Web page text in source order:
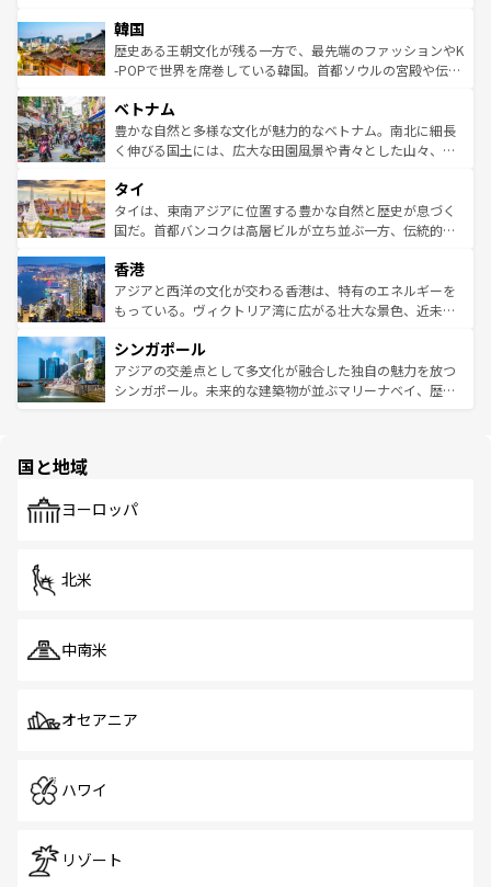
ワイを、存分に味わってほしい。 なお、新着のハワイ情報
はコンテンツ一覧を参照してほしい。
いる。アクティビティも充実しており、サーフィンやダイ
ビング、ハイキングなど、アウトドア好きにはたまらな
い。オーストラリアの多彩な魅力を存分に味わいつくそ
参照してほしい。
ン）、静ひつな山岳地帯である台湾東部など、都市の喧騒
と山間の静けさが共存しており、訪れる人に新しい発見と
驚きをもたらしてくれる。また、奥深い台湾の食文化も魅
容にもいいと評判のスイーツなど、バラエティ豊かな料理
が味わえる。 なお、新着の台湾情報は コンテンツ一覧を参
照してほしい。
韓国
歴史ある王朝文化が残る一方で、最先端のファッションやK
-POPで世界を席巻している韓国。首都ソウルの宮殿や伝統
き、地方に足を延ばせば四季折々の自然美を楽しむことが
できる。そして、キムチや焼肉、絶品のストリートフード
まで、さまざまな韓国料理が待っている。夜には、韓国な
リティに包まれながら、韓国の多彩な魅力を心ゆくまで味
わってみてほしい。 なお、新着の韓国情報はコンテンツ一
覧を参照してほしい。
ベトナム
豊かな自然と多様な文化が魅力的なベトナム。南北に細長
く伸びる国土には、広大な田園風景や青々とした山々、世
急速な発展と共に伝統が息づく。ハノイの古い町並みやホ
ーチミン市のフランス統治時代の建物も、独特の雰囲気を
醸し出している。また、バラエティの豊かさとおいしさで
とつ。フォーやバインミー、ベトナムコーヒーなどは、ぜ
ひ現地で味わいたい。どの地域を訪れてもあたたかい人々
が旅行者を迎えてくれるので、きっと忘れられない旅にな
参照してほしい。
タイ
タイは、東南アジアに位置する豊かな自然と歴史が息づく
国だ。首都バンコクは高層ビルが立ち並ぶ一方、伝統的な
の活気が交差している。北部ではチェンマイなどの山岳地
帯で自然と触れ合い、南部ではプーケットやクラビの美し
いビーチでリゾート気分を楽しむことができる。タイ料理
激する。気候は一年中温暖で、どの季節にも異なる楽しみ
が待っている。親しみやすいタイの人々、仏教を中心とし
た文化、そして多様な観光資源が、訪れる旅人を魅了し続
香港
アジアと西洋の文化が交わる香港は、特有のエネルギーを
もっている。ヴィクトリア湾に広がる壮大な景色、近未来
み、どこを訪れても感動するはず。観光スポットが密集し
ており、効率よく見どころを回れるのも魅力。息をのむよ
うな絶景から文化的な体験まで、香港を存分に楽しみ尽く
シンガポール
アジアの交差点として多文化が融合した独自の魅力を放つ
シンガポール。未来的な建築物が並ぶマリーナベイ、歴史
で、ホーカーズは地元の風情を楽しめる外せないスポット
国と地域
ヨーロッパ
北米
中南米
オセアニア
ハワイ
リゾート